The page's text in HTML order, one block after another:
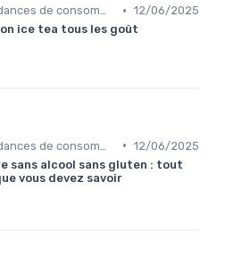
Tendances de consommation • 12/06/2025
ice tea tous les goût
• 12/06/2025
sans alcool sans gluten : tout
vous devez savoir